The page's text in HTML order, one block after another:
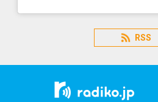
RSS